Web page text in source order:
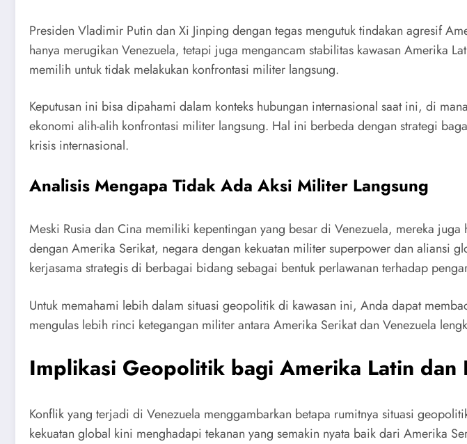
Presiden Vladimir Putin dan Xi Jinping dengan tegas mengutuk tindakan agresif
hanya merugikan Venezuela, tetapi juga mengancam stabilitas kawasan Amerika
memilih untuk tidak melakukan konfrontasi militer langsung.
Keputusan ini bisa dipahami dalam konteks hubungan internasional saat ini, di
ekonomi alih-alih konfrontasi militer langsung. Hal ini berbeda dengan strategi
krisis internasional.
Analisis Mengapa Tidak Ada Aksi Militer Langsung
Meski Rusia dan Cina memiliki kepentingan yang besar di Venezuela, mereka
dengan Amerika Serikat, negara dengan kekuatan militer superpower dan aliansi
kerjasama strategis di berbagai bidang sebagai bentuk perlawanan terhadap
Untuk memahami lebih dalam situasi geopolitik di kawasan ini, Anda dapat
mengulas lebih rinci ketegangan militer antara Amerika Serikat dan Venezuela
Implikasi Geopolitik bagi Amerika Latin dan
Konflik yang terjadi di Venezuela menggambarkan betapa rumitnya situasi
kekuatan global kini menghadapi tekanan yang semakin nyata baik dari Amerika